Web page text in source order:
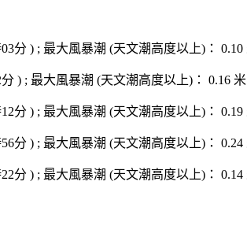
分 ) ; 最大風暴潮 (天文潮高度以上)： 0.10
) ; 最大風暴潮 (天文潮高度以上)： 0.16
分 ) ; 最大風暴潮 (天文潮高度以上)： 0.19
分 ) ; 最大風暴潮 (天文潮高度以上)： 0.24
分 ) ; 最大風暴潮 (天文潮高度以上)： 0.14